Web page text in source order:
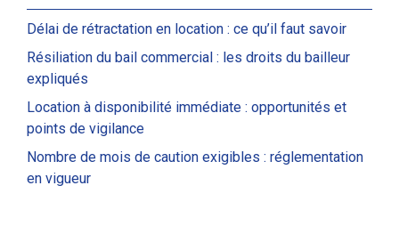
Délai de rétractation en location : ce qu’il faut savoir
Résiliation du bail commercial : les droits du bailleur
expliqués
Location à disponibilité immédiate : opportunités et
points de vigilance
Nombre de mois de caution exigibles : réglementation
en vigueur